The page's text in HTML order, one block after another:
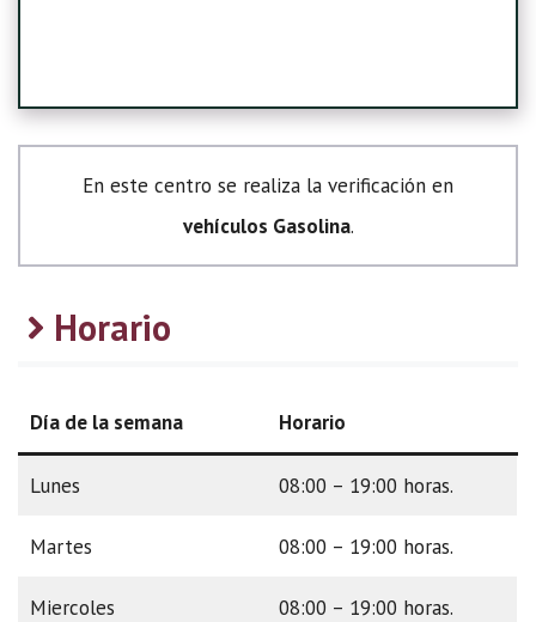
En este centro se realiza la verificación en
vehículos Gasolina.
Horario
Día de la semana Horario
Lunes 08:00 – 19:00 horas.
Martes 08:00 – 19:00 horas.
Miercoles 08:00 – 19:00 horas.